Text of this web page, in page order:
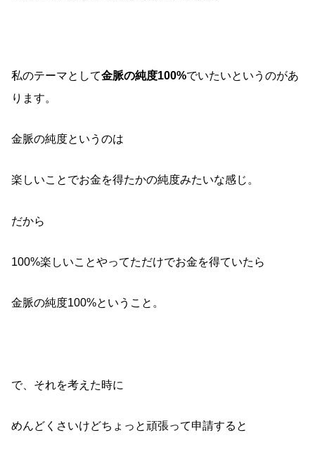
私のテーマとして金脈の純度100%でいたいというのがあ
ります。
金脈の純度というのは
楽しいことでお金を得たかの純度みたいな感じ。
だから
100%楽しいことやってただけでお金を得ていたら
金脈の純度100%ということ。
で、それを考えた時に
めんどくさいけどちょっと頑張って申請すると